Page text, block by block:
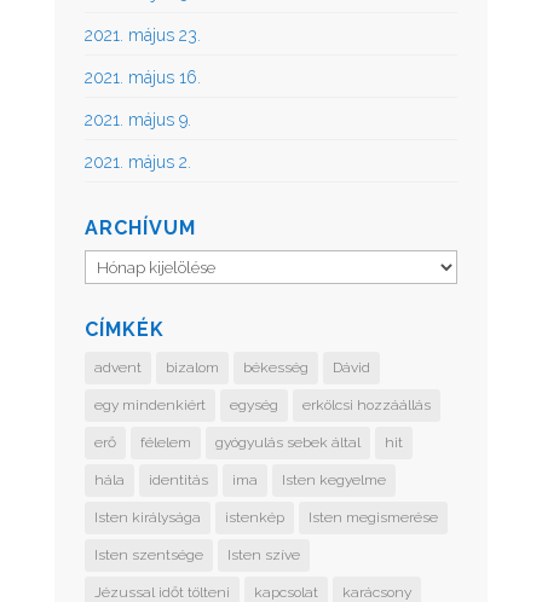
2021. május 23.
2021. május 16.
2021. május 9.
2021. május 2.
ARCHÍVUM
Archívum
CÍMKÉK
advent bizalom békesség Dávid
egy mindenkiért egység erkölcsi hozzáállás
erő félelem gyógyulás sebek által hit
hála identitás ima Isten kegyelme
Isten királysága istenkép Isten megismerése
Isten szentsége Isten szíve
Jézussal időt tölteni kapcsolat karácsony